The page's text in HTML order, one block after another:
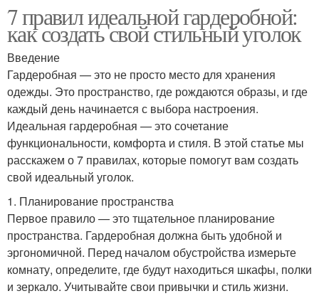
7 правил идеальной гардеробной:
как создать свой стильный уголок
Введение
Гардеробная — это не просто место для хранения
одежды. Это пространство, где рождаются образы, и где
каждый день начинается с выбора настроения.
Идеальная гардеробная — это сочетание
функциональности, комфорта и стиля. В этой статье мы
расскажем о 7 правилах, которые помогут вам создать
свой идеальный уголок.
1. Планирование пространства
Первое правило — это тщательное планирование
пространства. Гардеробная должна быть удобной и
эргономичной. Перед началом обустройства измерьте
комнату, определите, где будут находиться шкафы, полки
и зеркало. Учитывайте свои привычки и стиль жизни.